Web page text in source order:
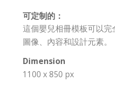
可定制的：
這個嬰兒相冊模板可以完
圖像、內容和設計元素。
Dimension
1100 x 850 px